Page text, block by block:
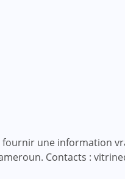
une information
Contacts :